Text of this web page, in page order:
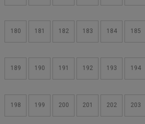
180 181 182 183 184 185
189 190 191 192 193 194
198 199 200 201 202 203